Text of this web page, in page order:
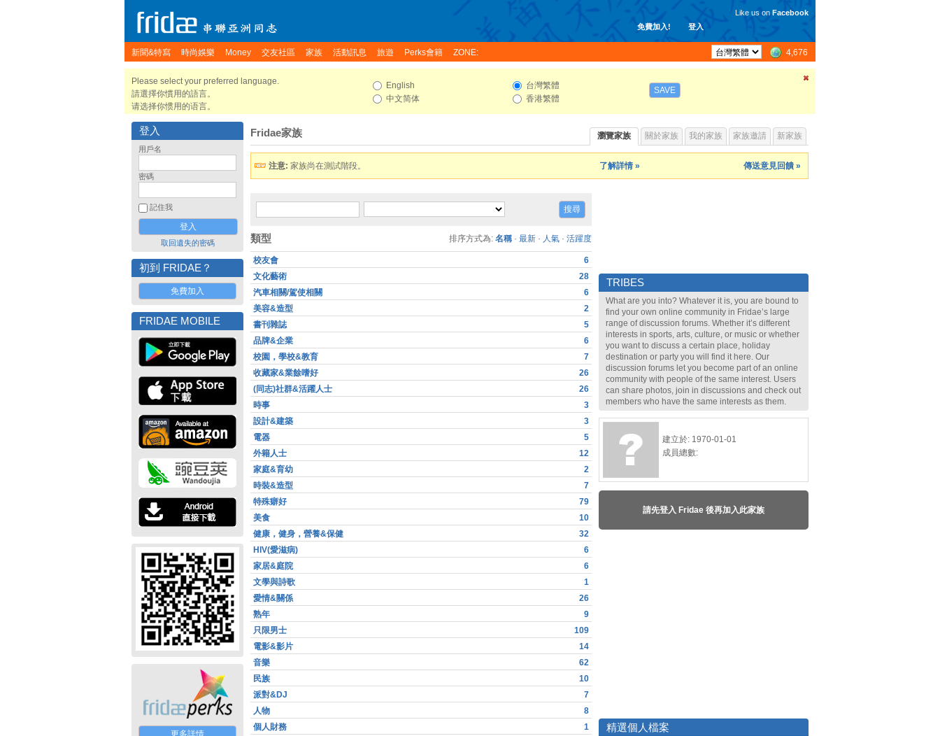
免費加入! 登入
Like us on Facebook
新聞&特寫 時尚娛樂 Money 交友社區 家族 活動訊息 旅遊 Perks會籍 ZONE: 4,676
Please select your preferred language.
請選擇你慣用的語言。
请选择你惯用的语言。
English
中文简体
台灣繁體
香港繁體
SAVE
登入
用戶名
密碼
記住我
取回遺失的密碼
初到 FRIDAE？
免費加入
FRIDAE MOBILE
更多詳情
Fridae家族 瀏覽家族 關於家族 我的家族 家族邀請 新家族
注意: 家族尚在測試階段。 了解詳情 » 傳送意見回饋 »
排序方式為: 名稱 · 最新 · 人氣 · 活躍度
類型
校友會
6
文化藝術
28
汽車相關/駕使相關
6
美容&造型
2
書刊雜誌
5
品牌&企業
6
校園，學校&教育
7
收藏家&業餘嗜好
26
(同志)社群&活躍人士
26
時事
3
設計&建築
3
電器
5
外籍人士
12
家庭&育幼
2
時裝&造型
7
特殊癖好
79
美食
10
健康，健身，營養&保健
32
HIV(愛滋病)
6
家居&庭院
6
文學與詩歌
1
愛情&關係
26
熟年
9
只限男士
109
電影&影片
14
音樂
62
民族
10
派對&DJ
7
人物
8
個人財務
1
TRIBES
What are you into? Whatever it is, you are bound to
find your own online community in Fridae’s large
range of discussion forums. Whether it’s different
interests in sports, arts, culture, or music or whether
you want to discuss a certain place, holiday
destination or party you will find it here. Our
discussion forums let you become part of an online
community with people of the same interest. Users
can share photos, join in discussions and check out
members who have the same interests as them.
建立於: 1970-01-01
成員總數:
請先登入 Fridae 後再加入此家族
精選個人檔案